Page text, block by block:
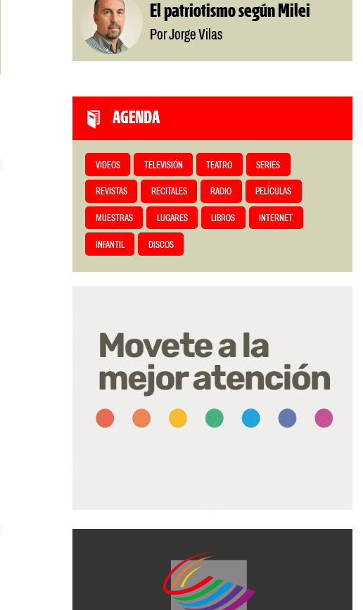
El patriotismo según Milei
Por Jorge Vilas
AGENDA
VIDEOS TELEVISIÓN TEATRO SERIES
REVISTAS RECITALES RADIO PELÍCULAS
MUESTRAS LUGARES LIBROS INTERNET
INFANTIL DISCOS